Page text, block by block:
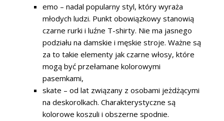
emo – nadal popularny styl, który wyraża
młodych ludzi. Punkt obowiązkowy stanowią
czarne rurki i luźne T-shirty. Nie ma jasnego
podziału na damskie i męskie stroje. Ważne są
za to takie elementy jak czarne włosy, które
mogą być przełamane kolorowymi
pasemkami,
skate – od lat związany z osobami jeżdżącymi
na deskorolkach. Charakterystyczne są
kolorowe koszuli i obszerne spodnie.